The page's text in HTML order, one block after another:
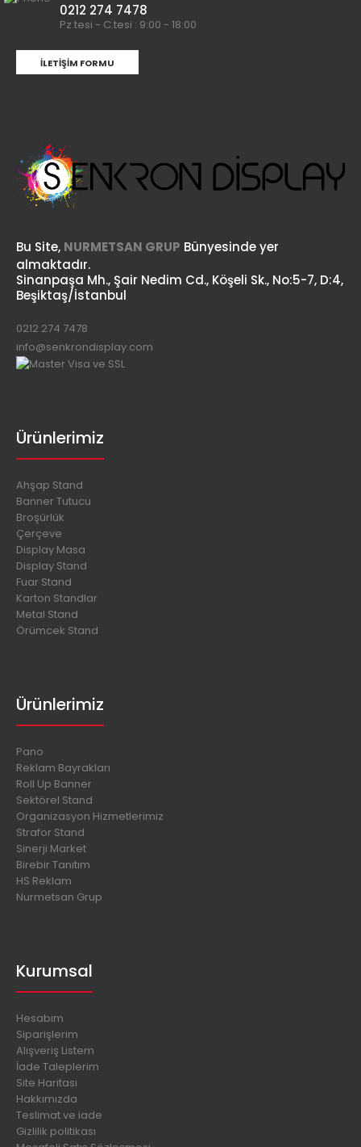
0212 274 7478
Pz.tesi - C.tesi : 9:00 - 18:00
İLETIŞIM FORMU
Bu Site, NURMETSAN GRUP Bünyesinde yer
almaktadır.
Sinanpaşa Mh., Şair Nedim Cd., Köşeli Sk., No:5-7, D:4,
Beşiktaş/İstanbul
0212 274 7478
info@senkrondisplay.com
Ürünlerimiz
Ahşap Stand
Banner Tutucu
Broşürlük
Çerçeve
Display Masa
Display Stand
Fuar Stand
Karton Standlar
Metal Stand
Örümcek Stand
Ürünlerimiz
Pano
Reklam Bayrakları
Roll Up Banner
Sektörel Stand
Organizasyon Hizmetlerimiz
Strafor Stand
Sinerji Market
Birebir Tanıtım
HS Reklam
Nurmetsan Grup
Kurumsal
Hesabım
Siparişlerim
Alışveriş Listem
İade Taleplerim
Site Haritası
Hakkımızda
Teslimat ve iade
Gizlilik politikası